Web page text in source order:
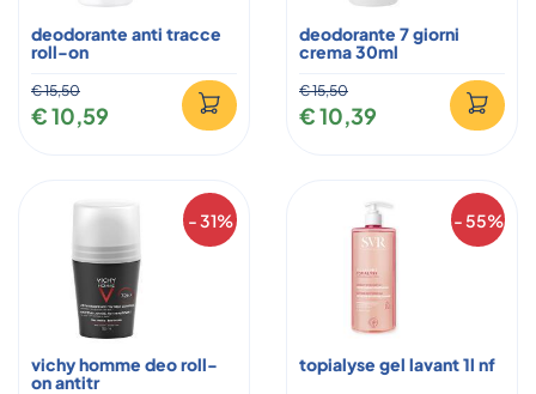
deodorante anti tracce
roll-on
€ 15,50
€ 10,59
deodorante 7 giorni
crema 30ml
€ 15,50
€ 10,39
- 31%
vichy homme deo roll-
on antitr
- 55%
topialyse gel lavant 1l nf